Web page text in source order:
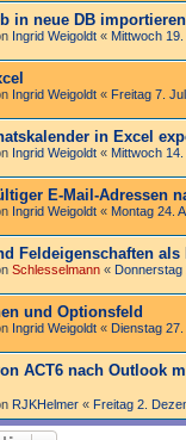
in neue DB importieren
Ingrid Weigoldt « Mittwoch
Ingrid Weigoldt « Freitag 7.
in Excel
Ingrid Weigoldt « Mittwoch 14.
E-Mail-Adressen
Ingrid Weigoldt « Montag 24.
Feldeigenschaften als
Schlesselmann « Donnerstag
und Optionsfeld
Ingrid Weigoldt « Dienstag
ACT6 nach Outlook
RJKHelmer « Freitag 2.